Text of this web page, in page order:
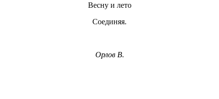
Весну и лето
Соединяя.
Орлов В.